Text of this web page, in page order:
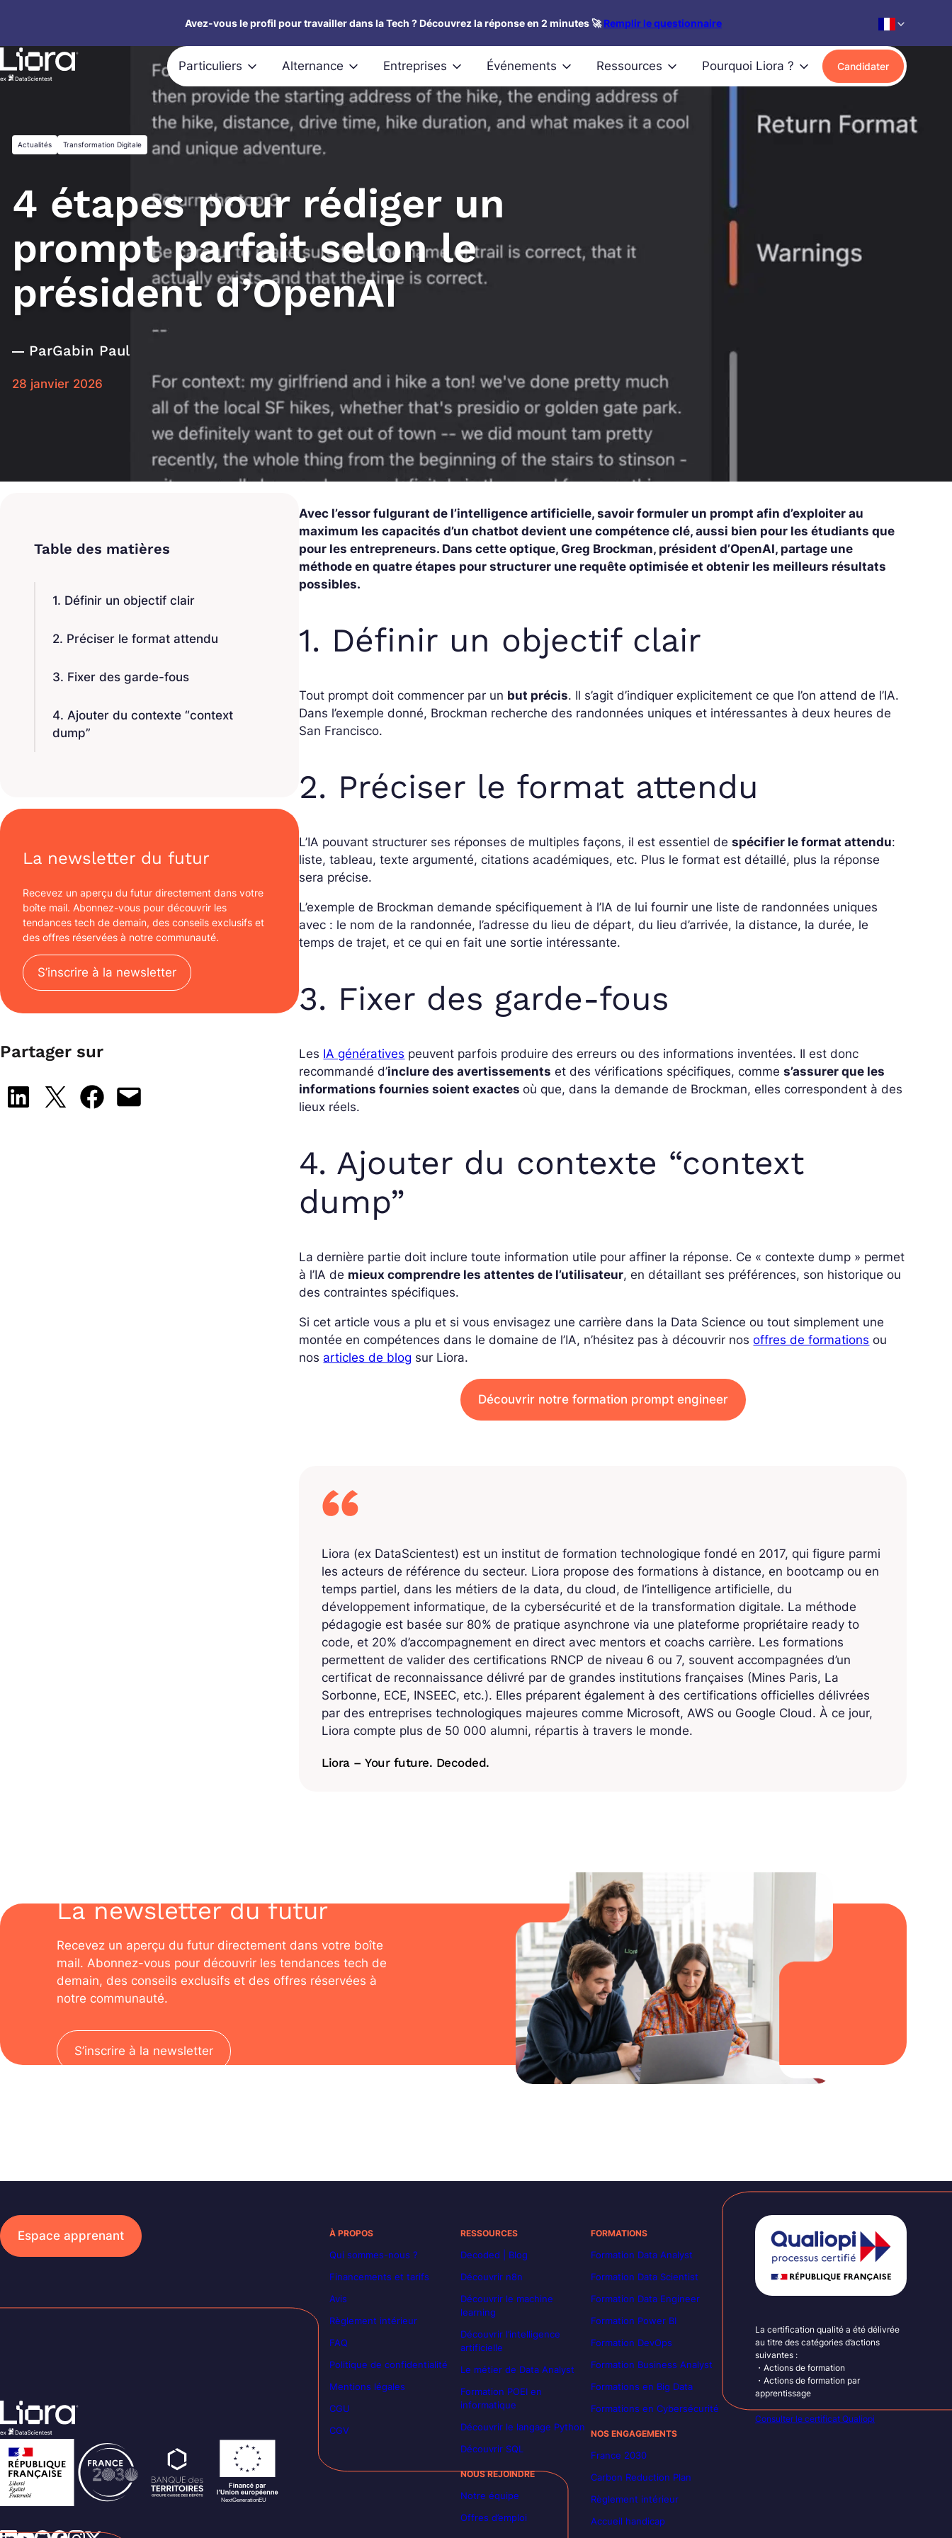
contenu
Avez-vous le profil pour travailler dans la Tech ? Découvrez la réponse en 2 minutes 🚀Remplir le questionnaire
Particuliers Alternance Entreprises Événements Ressources Pourquoi Liora ? Candidater
Actualités Transformation Digitale
4 étapes pour rédiger un
prompt parfait selon le
président d’OpenAI
ParGabin Paul
28 janvier 2026
1. Définir un objectif clair
2. Préciser le format attendu
3. Fixer des garde-fous
4. Ajouter du contexte “context
dump”
La newsletter du futur
Recevez un aperçu du futur directement dans votre
boîte mail. Abonnez-vous pour découvrir les
tendances tech de demain, des conseils exclusifs et
des offres réservées à notre communauté.
S’inscrire à la newsletter
Partager sur
Share on LinkedIn
Share on X Share on Facebook
Email this Page
Avec l’essor fulgurant de l’intelligence artificielle, savoir formuler un prompt afin d’exploiter au
maximum les capacités d’un chatbot devient une compétence clé, aussi bien pour les étudiants que
pour les entrepreneurs. Dans cette optique, Greg Brockman, président d’OpenAI, partage une
méthode en quatre étapes pour structurer une requête optimisée et obtenir les meilleurs résultats
possibles.
1. Définir un objectif clair
Tout prompt doit commencer par un but précis. Il s’agit d’indiquer explicitement ce que l’on attend de l’IA.
Dans l’exemple donné, Brockman recherche des randonnées uniques et intéressantes à deux heures de
San Francisco.
2. Préciser le format attendu
L’IA pouvant structurer ses réponses de multiples façons, il est essentiel despécifier le format attendu:
liste, tableau, texte argumenté, citations académiques, etc. Plus le format est détaillé, plus la réponse
sera précise.
L’exemple de Brockman demande spécifiquement à l’IA de lui fournir une liste de randonnées uniques
avec : le nom de la randonnée, l’adresse du lieu de départ, du lieu d’arrivée, la distance, la durée, le
temps de trajet, et ce qui en fait une sortie intéressante.
3. Fixer des garde-fous
Les IA génératives peuvent parfois produire des erreurs ou des informations inventées. Il est donc
recommandé d’inclure des avertissements et des vérifications spécifiques, commes’assurer que les
informations fournies soient exactesoù que, dans la demande de Brockman, elles correspondent à des
lieux réels.
4. Ajouter du contexte “context
dump”
La dernière partie doit inclure toute information utile pour affiner la réponse. Ce « contexte dump » permet
à l’IA de mieux comprendre les attentes de l’utilisateur, en détaillant ses préférences, son historique ou
des contraintes spécifiques.
Si cet article vous a plu et si vous envisagez une carrière dans la Data Science ou tout simplement une
montée en compétences dans le domaine de l’IA, n’hésitez pas à découvrir nosoffres de formations ou
nos articles de blog sur Liora.
Découvrir notre formation prompt engineer
Liora (ex DataScientest) est un institut de formation technologique fondé en 2017, qui figure parmi
les acteurs de référence du secteur. Liora propose des formations à distance, en bootcamp ou en
temps partiel, dans les métiers de la data, du cloud, de l’intelligence artificielle, du
développement informatique, de la cybersécurité et de la transformation digitale. La méthode
pédagogie est basée sur 80% de pratique asynchrone via une plateforme propriétaire ready to
code, et 20% d’accompagnement en direct avec mentors et coachs carrière. Les formations
permettent de valider des certifications RNCP de niveau 6 ou 7, souvent accompagnées d’un
certificat de reconnaissance délivré par de grandes institutions françaises (Mines Paris, La
Sorbonne, ECE, INSEEC, etc.). Elles préparent également à des certifications officielles délivrées
par des entreprises technologiques majeures comme Microsoft, AWS ou Google Cloud. À ce jour,
Liora compte plus de 50 000 alumni, répartis à travers le monde.
Liora – Your future. Decoded.
La newsletter du futur
Recevez un aperçu du futur directement dans votre boîte
mail. Abonnez-vous pour découvrir les tendances tech de
demain, des conseils exclusifs et des offres réservées à
notre communauté.
S’inscrire à la newsletter
Espace apprenant À PROPOS
Qui sommes-nous ?
Financements et tarifs
Avis
Règlement intérieur
FAQ
Politique de confidentialité
Mentions légales
CGU
CGV
RESSOURCES
Decoded | Blog
Découvrir n8n
Découvrir le machine
learning
Découvrir l’intelligence
artificielle
Le métier de Data Analyst
Formation POEI en
informatique
Découvrir le langage Python
Découvrir SQL
NOUS REJOINDRE
Notre équipe
Offres d’emploi
FORMATIONS
Formation Data Analyst
Formation Data Scientist
Formation Data Engineer
Formation Power BI
Formation DevOps
Formation Business Analyst
Formations en Big Data
Formations en Cybersécurité
NOS ENGAGEMENTS
France 2030
Carbon Reduction Plan
Règlement intérieur
Accueil handicap
La certification qualité a été délivrée
au titre des catégories d’actions
suivantes :
・Actions de formation
・Actions de formation par
apprentissage
Consulter le certificat Qualiopi